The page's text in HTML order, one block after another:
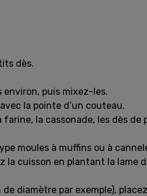
dès.
environ, puis mixez-les.
la pointe d’un couteau.
la cassonade, les dès de
moules à muffins ou à
la cuisson en plantant la lame
diamètre par exemple),